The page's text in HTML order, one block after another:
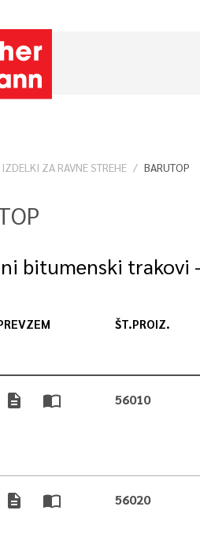
IZDELKI ZA RAVNE STREHE BARUTOP
bitumenski trakovi
ŠT.PROIZ.
description import_contacts 56010
description import_contacts 56020